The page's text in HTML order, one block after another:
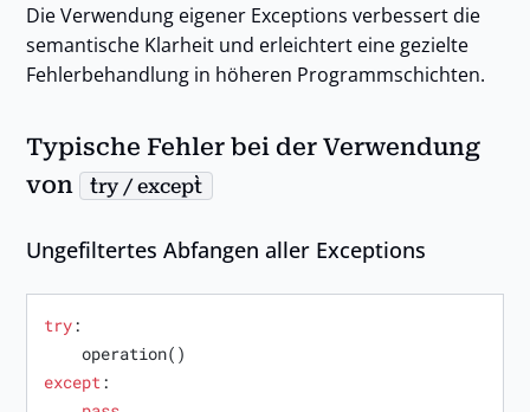
Die Verwendung eigener Exceptions verbessert die
semantische Klarheit und erleichtert eine gezielte
Fehlerbehandlung in höheren Programmschichten.
Typische Fehler bei der Verwendung
von
try / except
Ungefiltertes Abfangen aller Exceptions
try:
except: